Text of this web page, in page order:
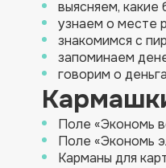
выясняем,
узнаем о месте
знакомимся с
запоминаем
говорим о
Поле «Экономь
Поле «Экономь
Карманы для